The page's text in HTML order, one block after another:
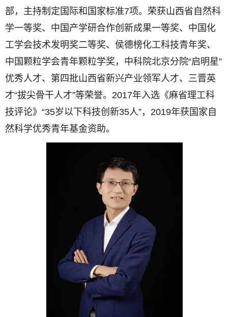
部，主持制定国际和国家标准7项。荣获山西省自然科
学一等奖、中国产学研合作创新成果一等奖、中国化
工学会技术发明奖二等奖、侯德榜化工科技青年奖、
中国颗粒学会青年颗粒学奖，中科院北京分院“启明星”
优秀人才、第四批山西省新兴产业领军人才、三晋英
才“拔尖骨干人才”等荣誉。2017年入选《麻省理工科
技评论》“35岁以下科技创新35人”，2019年获国家自
然科学优秀青年基金资助。